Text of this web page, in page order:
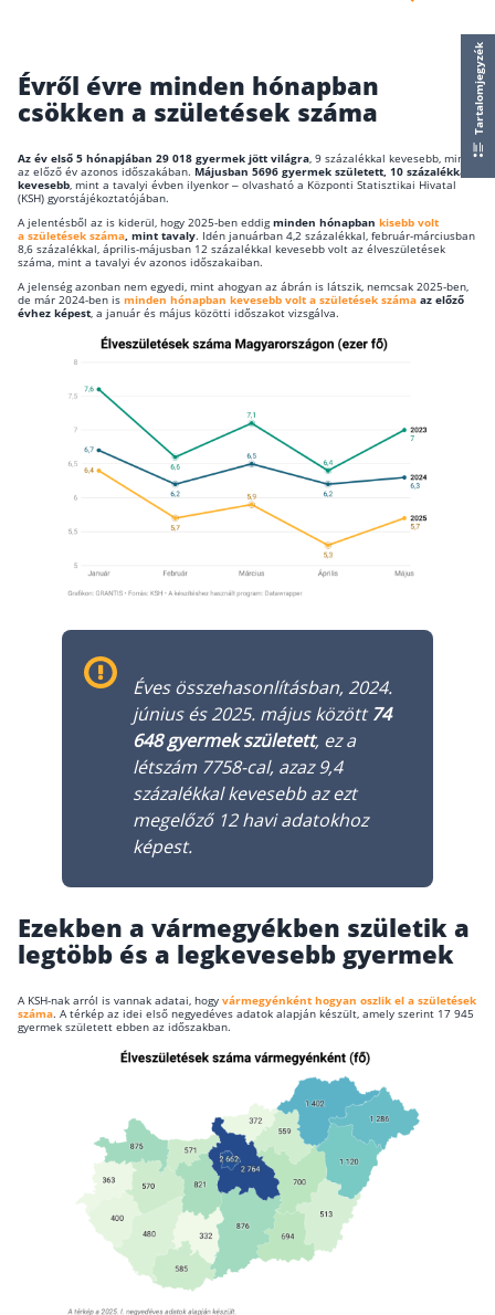
Önkéntes nyugdíjpénztár vagy
Nyugdíjbiztosítás adókedvezmény és adójóváírás
KATA Nyugdíj: így használd ki az
Nyugdíjbiztosítás kalkulátor
Nyugdíjbiztosítás költségek
Életbiztosítások
Euróalapú megtakarításos életbiztosítás
Megtakarítással kombinált életbiztosítás
Vegyes életbiztosítás
Befektetési egységekhez kötött életbiztosítás
Magán egészségbiztosítás 💊
Betegbiztosítás
Egészségpénztár – Spórolj évi akár 150 ezer
Egészségbiztosítás kalkulátor
Befektetés
Legjobb befektetés
Részvény vásárlás
Befektetési alapok
TBSZ számla
Gyermek megtakarítás
Babakötvény kisokos 👶
Lakástakarék
Vállalkozói hitel
Idén eddig minden hónapban kevesebb
Egy év távlatában közel 10 százalékkal kevesebb
A születésszámok csökkenése a nyugdíjadra is
hatással lehet. Gondoskodj időben arról, hogy
legyen privát nyugdíjad.
Évről évre minden hónapban
csökken a születések száma
Az év első 5 hónapjában 29 018 gyermek jött világra, 9 százalékkal kevesebb, mint
az előző év azonos időszakában. Májusban 5696 gyermek született, 10 százalékkal
kevesebb, mint a tavalyi évben ilyenkor – olvasható a Központi Statisztikai Hivatal
(KSH) gyorstájékoztatójában.
A jelentésből az is kiderül, hogy 2025-ben eddigminden hónapban kisebb volt
a születések száma, mint tavaly. Idén januárban 4,2 százalékkal, február-márciusban
8,6 százalékkal, április-májusban 12 százalékkal kevesebb volt az élveszületések
száma, mint a tavalyi év azonos időszakaiban.
A jelenség azonban nem egyedi, mint ahogyan az ábrán is látszik, nemcsak 2025-ben,
de már 2024-ben is minden hónapban kevesebb volt a születések száma az előző
évhez képest, a január és május közötti időszakot vizsgálva.
Éves összehasonlításban, 2024.
június és 2025. május között74
648 gyermek született, ez a
létszám 7758-cal, azaz 9,4
százalékkal kevesebb az ezt
megelőző 12 havi adatokhoz
képest.
Ezekben a vármegyékben születik a
legtöbb és a legkevesebb gyermek
A KSH-nak arról is vannak adatai, hogy vármegyénként hogyan oszlik el a születések
száma. A térkép az idei első negyedéves adatok alapján készült, amely szerint 17 945
gyermek született ebben az időszakban.
Tartalomjegyzék